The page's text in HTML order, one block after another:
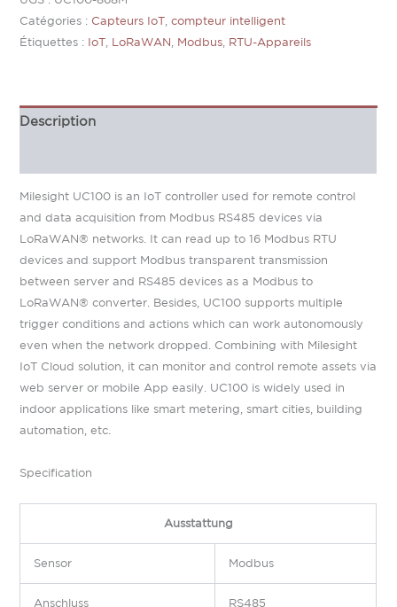
Catégories : Capteurs IoT ,compteur intelligent
Étiquettes :
IoT LoRaWAN Modbus RTU-Appareils
Description
Milesight UC100 is an IoT controller used for remote control
and data acquisition from Modbus RS485 devices via
LoRaWAN® networks. It can read up to 16 Modbus RTU
devices and support Modbus transparent transmission
between server and RS485 devices as a Modbus to
LoRaWAN® converter. Besides, UC100 supports multiple
trigger conditions and actions which can work autonomously
even when the network dropped. Combining with Milesight
IoT Cloud solution, it can monitor and control remote assets via
web server or mobile App easily. UC100 is widely used in
indoor applications like smart metering, smart cities, building
automation, etc.
Specification
Ausstattung
Sensor Modbus
Anschluss RS485